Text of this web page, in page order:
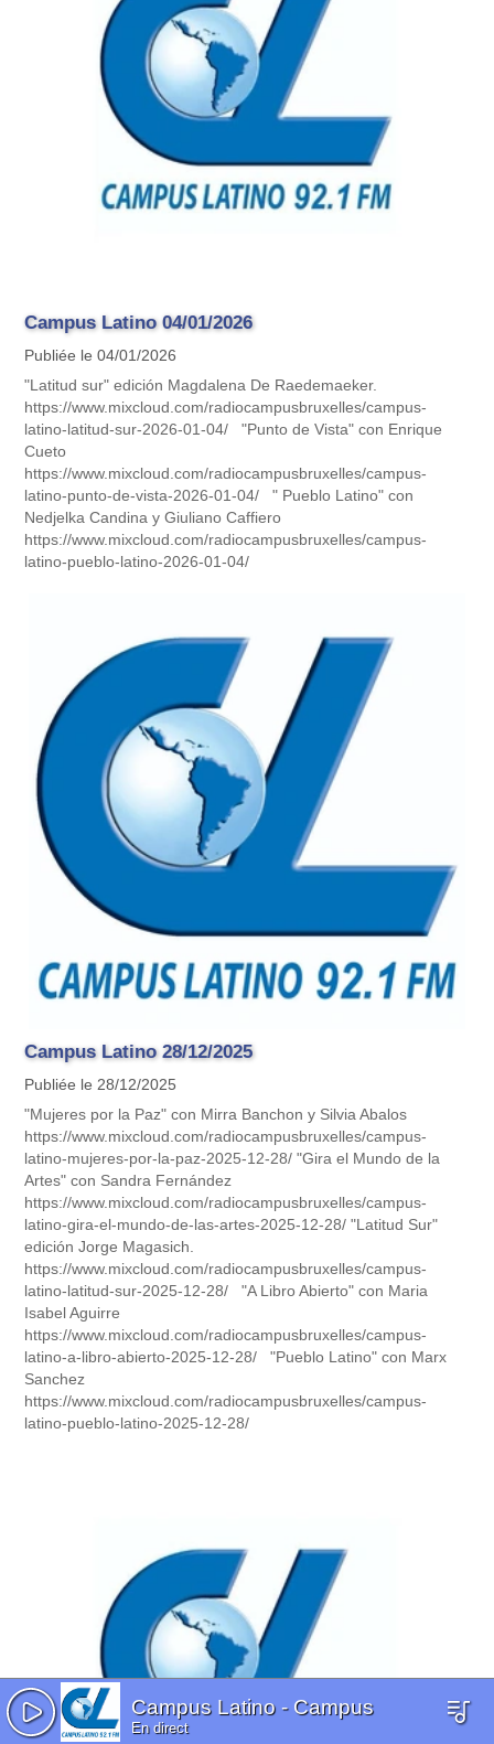
Campus Latino - Campus
En direct
Campus Latino 04/01/2026
Publiée le 04/01/2026
"Latitud sur" edición Magdalena De Raedemaeker.
https://www.mixcloud.com/radiocampusbruxelles/campus-
latino-latitud-sur-2026-01-04/ "Punto de Vista" con Enrique
Cueto
https://www.mixcloud.com/radiocampusbruxelles/campus-
latino-punto-de-vista-2026-01-04/ " Pueblo Latino" con
Nedjelka Candina y Giuliano Caffiero
https://www.mixcloud.com/radiocampusbruxelles/campus-
latino-pueblo-latino-2026-01-04/
Campus Latino 28/12/2025
Publiée le 28/12/2025
"Mujeres por la Paz" con Mirra Banchon y Silvia Abalos
https://www.mixcloud.com/radiocampusbruxelles/campus-
latino-mujeres-por-la-paz-2025-12-28/ "Gira el Mundo de la
Artes" con Sandra Fernández
https://www.mixcloud.com/radiocampusbruxelles/campus-
latino-gira-el-mundo-de-las-artes-2025-12-28/ "Latitud Sur"
edición Jorge Magasich.
https://www.mixcloud.com/radiocampusbruxelles/campus-
latino-latitud-sur-2025-12-28/ "A Libro Abierto" con Maria
Isabel Aguirre
https://www.mixcloud.com/radiocampusbruxelles/campus-
latino-a-libro-abierto-2025-12-28/ "Pueblo Latino" con Marx
Sanchez
https://www.mixcloud.com/radiocampusbruxelles/campus-
latino-pueblo-latino-2025-12-28/